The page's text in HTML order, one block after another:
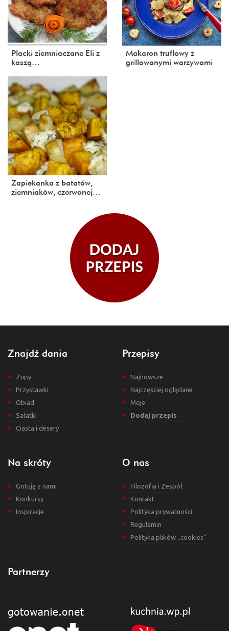
Placki ziemniaczane Eli z
kaszą…
Makaron truflowy z
grillowanymi warzywami
Zapiekanka z batatów,
ziemniaków, czerwonej…
Znajdź dania
Zupy
Przystawki
Obiad
Sałatki
Ciasta i desery
Przepisy
Najnowsze
Najczęściej oglądane
Moje
Dodaj przepis
Na skróty
Gotują z nami
Konkursy
Inspiracje
O nas
Filozofia i Zespół
Kontakt
Polityka prywatności
Regulamin
Polityka plików „cookies”
Partnerzy